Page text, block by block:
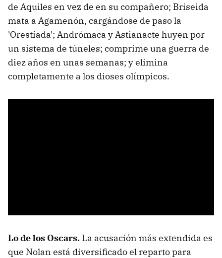
de Aquiles en vez de en su compañero; Briseida
mata a Agamenón, cargándose de paso la
'Orestíada'; Andrómaca y Astianacte huyen por
un sistema de túneles; comprime una guerra de
diez años en unas semanas; y elimina
completamente a los dioses olímpicos.
Lo de los Oscars. La acusación más extendida es
que Nolan está diversificado el reparto para